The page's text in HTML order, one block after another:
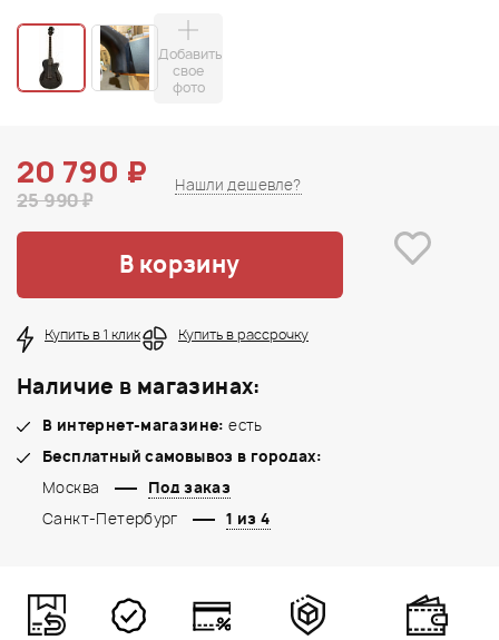
Добавить
свое
фото
20 790 ₽
25 990 ₽
Нашли дешевле?
В корзину
Купить в 1 клик Купить в рассрочку
Наличие в магазинах:
В интернет-магазине: есть
Бесплатный самовывоз в городах:
Москва
Под заказ
Санкт-Петербург
1 из 4